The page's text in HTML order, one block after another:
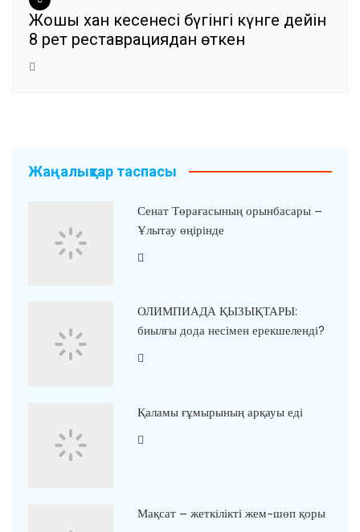
Жошы хан кесенесі бүгінгі күнге дейін
8 рет реставрациядан өткен
Жаңалықтар таспасы
Сенат Төрағасының орынбасары –
Ұлытау өңірінде
ОЛИМПИАДА ҚЫЗЫҚТАРЫ:
биылғы дода несімен ерекшеленді?
Қаламы ғұмырының арқауы еді
Мақсат – жеткілікті жем-шөп қоры